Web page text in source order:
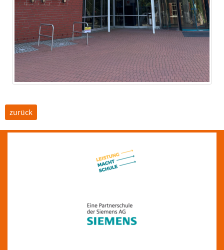
zurück